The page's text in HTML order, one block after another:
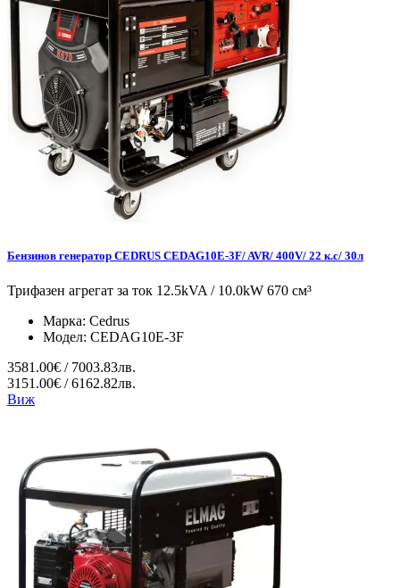
Бензинов генератор CEDRUS CEDAG10E-3F/ AVR/ 400V/ 22 к.с/ 30л
Трифазен агрегат за ток 12.5kVA / 10.0kW 670 см³
Марка: Cedrus
Модел: CEDAG10E-3F
3581.00€ / 7003.83лв.
3151.00€ / 6162.82лв.
Виж